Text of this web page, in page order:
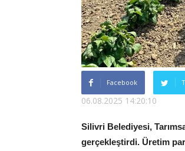
Facebook
06.08.2025 14:20:10
Silivri Belediyesi,
gerçekleştirdi. Üretim